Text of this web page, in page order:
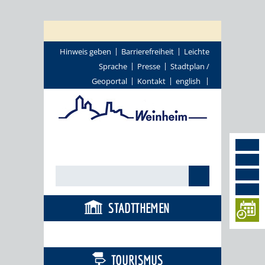
Hinweis geben Barrierefreiheit
Leichte
Sprache
Presse
Stadtplan /
Geoportal
Kontakt english
STADTTHEMEN
TOURISMUS